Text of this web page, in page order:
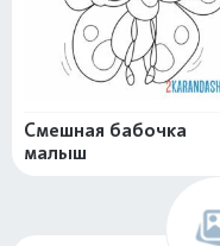
Смешная бабочка
малыш